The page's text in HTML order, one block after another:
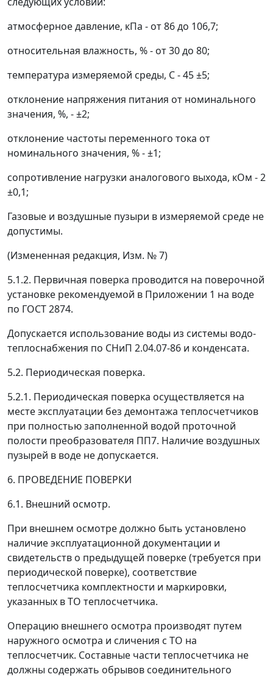
атмосферное давление, кПа - от 86 до 106,7;
относительная влажность, % - от 30 до 80;
температура измеряемой среды, С - 45±5;
отклонение напряжения питания от номинального
значения, %, -±2;
отклонение частоты переменного тока от
номинального значения, % -±1;
сопротивление нагрузки аналогового выхода, кОм - 2
±0,1;
Газовые и воздушные пузыри в измеряемой среде не
допустимы.
(Измененная редакция, Изм. № 7)
5.1.2. Первичная поверка проводится на поверочной
установке рекомендуемой в Приложении 1 на воде
по ГОСТ 2874.
Допускается использование воды из системы водо-
теплоснабжения по СНиП 2.04.07-86 и конденсата.
5.2. Периодическая поверка.
5.2.1. Периодическая поверка осуществляется на
месте эксплуатации без демонтажа теплосчетчиков
при полностью заполненной водой проточной
полости преобразователя ПП7. Наличие воздушных
пузырей в воде не допускается.
6. ПРОВЕДЕНИЕ ПОВЕРКИ
6.1. Внешний осмотр.
При внешнем осмотре должно быть установлено
наличие эксплуатационной документации и
свидетельств о предыдущей поверке (требуется при
периодической поверке), соответствие
теплосчетчика комплектности и маркировки,
указанных в ТО теплосчетчика.
Операцию внешнего осмотра производят путем
наружного осмотра и сличения с ТО на
теплосчетчик. Составные части теплосчетчика не
должны содержать обрывов соединительного